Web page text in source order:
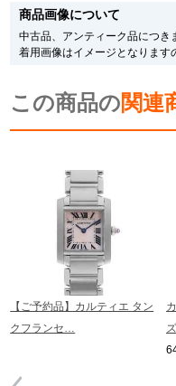
商品画像について
中古品、アンティーク品につき
着用画像はイメージとなります
この商品の関連
【ご予約品】カルティエ タン
クフランセ…
※表示の定価は、入荷時の価格と
現在の定価と異なる場合がござ